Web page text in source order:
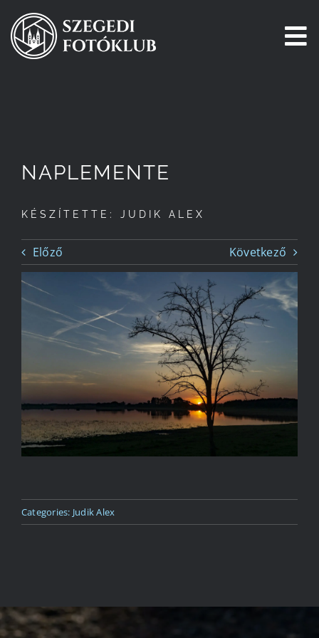
Kihagyás
Pályázatok
Tagjaink
Csatlakozz!
Történetünk
NAPLEMENTE
KÉSZÍTETTE: JUDIK ALEX
Előző Következő
Categories: Judik Alex